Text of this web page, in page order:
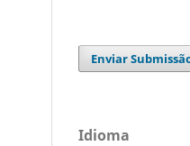
Enviar
Idioma